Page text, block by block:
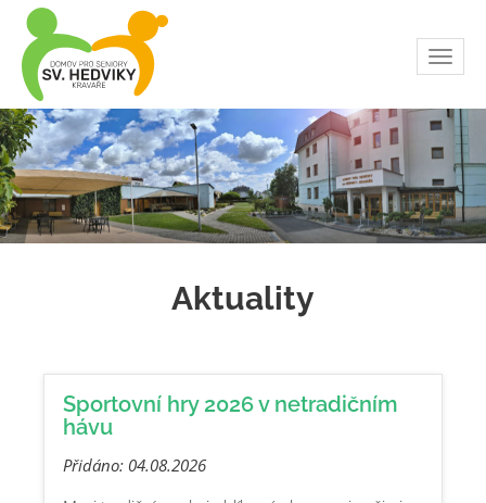
Aktuality
Sportovní hry 2026 v netradičním
hávu
Přidáno: 04.08.2026